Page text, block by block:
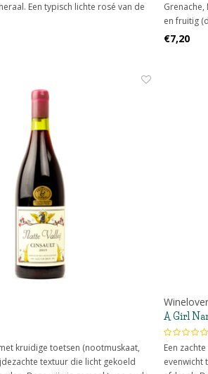
Een typisch lichte rosé van de
en fruitig
voor een
€7,20
kruidige toetsen (nootmuskaat,
textuur die licht gekoeld
A Girl
Een
evenwicht